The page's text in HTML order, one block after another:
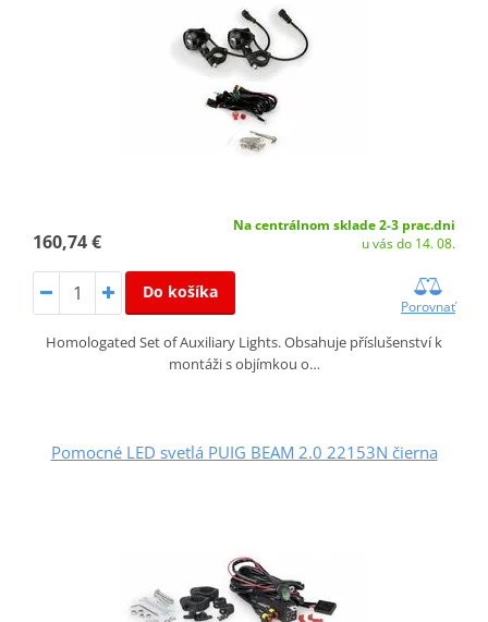
160,74 €
Na centrálnom sklade 2-3 prac.dni
u vás do 14. 08.
Do košíka
Porovnať
Homologated Set of Auxiliary Lights. Obsahuje příslušenství k
montáži s objímkou o…
Pomocné LED svetlá PUIG BEAM 2.0 22153N čierna